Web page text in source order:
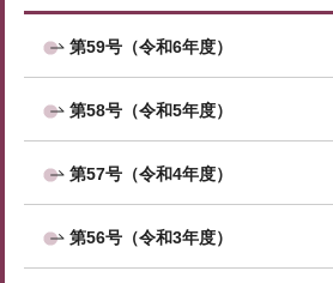
第59号（令和6年度）
第58号（令和5年度）
第57号（令和4年度）
第56号（令和3年度）